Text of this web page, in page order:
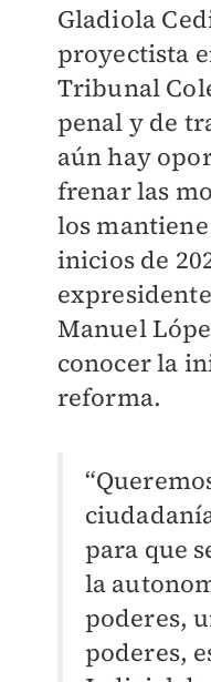
Gladiola
proyectista
Tribunal
penal y de
aún hay
frenar las
los
inicios de
Manuel
conocer la
reforma.
para que
la
poderes,
poderes,